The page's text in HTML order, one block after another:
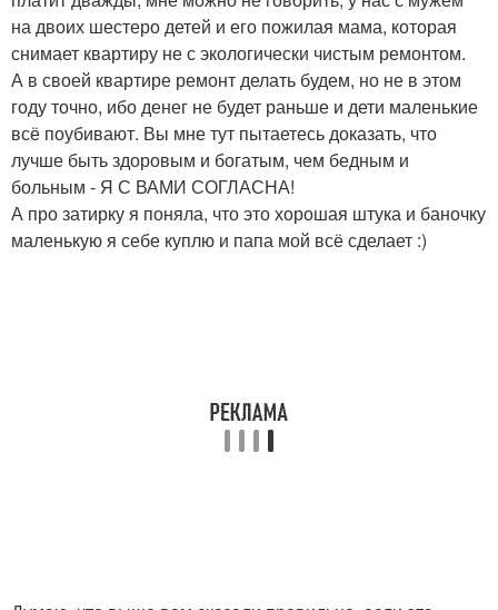
на двоих шестеро детей и его пожилая мама, которая
снимает квартиру не с экологически чистым ремонтом.
А в своей квартире ремонт делать будем, но не в этом
году точно, ибо денег не будет раньше и дети маленькие
всё поубивают. Вы мне тут пытаетесь доказать, что
лучше быть здоровым и богатым, чем бедным и
больным - Я С ВАМИ СОГЛАСНА!
А про затирку я поняла, что это хорошая штука и баночку
маленькую я себе куплю и папа мой всё сделает :)